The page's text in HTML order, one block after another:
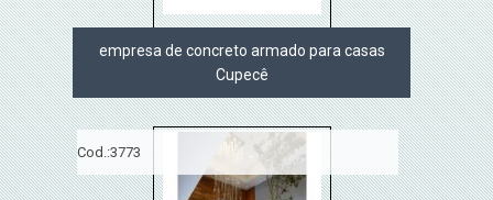
empresa de concreto armado para casas
Cupecê
Cod.:3773